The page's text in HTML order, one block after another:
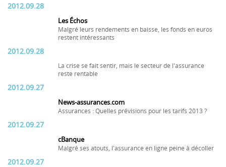
2012.09.28
Les Échos
Malgré leurs rendements en baisse, les fonds en euros
restent intéressants
2012.09.28
La crise se fait sentir, mais le secteur de l'assurance
reste rentable
2012.09.27
News-assurances.com
Assurances : Quelles prévisions pour les tarifs 2013 ?
2012.09.27
cBanque
Malgré ses atouts, l'assurance en ligne peine à décoller
2012.09.27